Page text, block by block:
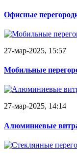
Офисные
27-мар-2025, 15:57
Мобильные
27-мар-2025, 14:14
Алюминиевые